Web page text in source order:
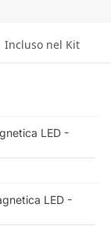
Incluso nel Kit
LED -
LED -